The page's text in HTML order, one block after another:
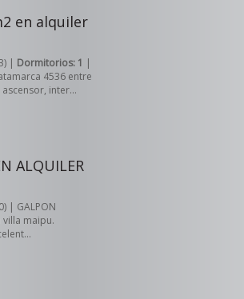
en alquiler
| Dormitorios: 1 |
4536 entre
inter...
ALQUILER
| GALPON
maipu.